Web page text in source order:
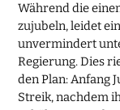
Während die
zujubeln, leidet
unvermindert
Regierung. Dies
den Plan: Anfang
Streik, nachdem